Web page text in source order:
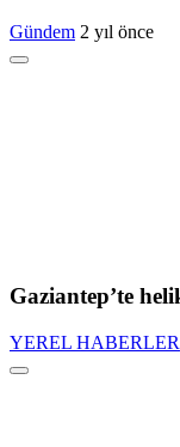
Gündem 2 yıl önce
Gaziantep’te
YEREL HABERLER